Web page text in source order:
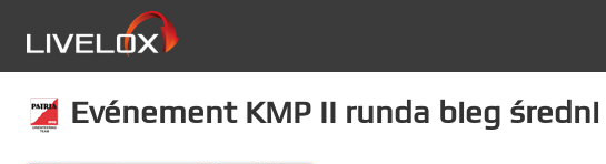
Evénement KMP II runda bieg średni